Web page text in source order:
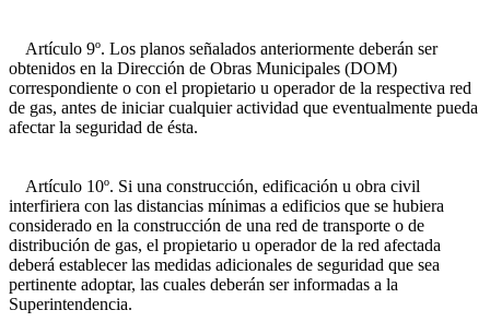
Artículo 9º. Los planos señalados anteriormente deberán ser
obtenidos en la Dirección de Obras Municipales (DOM)
correspondiente o con el propietario u operador de la respectiva red
de gas, antes de iniciar cualquier actividad que eventualmente pueda
afectar la seguridad de ésta.
Artículo 10º. Si una construcción, edificación u obra civil
interfiriera con las distancias mínimas a edificios que se hubiera
considerado en la construcción de una red de transporte o de
distribución de gas, el propietario u operador de la red afectada
deberá establecer las medidas adicionales de seguridad que sea
pertinente adoptar, las cuales deberán ser informadas a la
Superintendencia.